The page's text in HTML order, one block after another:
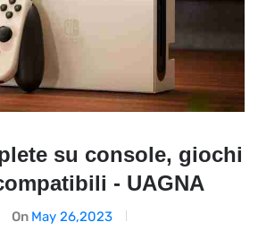
su console, giochi
- UAGNA
On May 26,2023